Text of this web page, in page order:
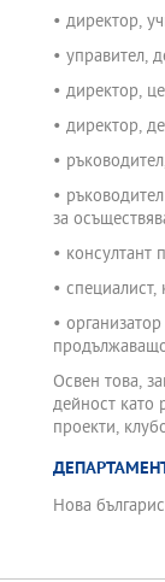
• директор,
• управител,
• директор,
• директор,
•
•
за
• консултант
• специалист,
•
Освен това,
дейност като
проекти,
Нова